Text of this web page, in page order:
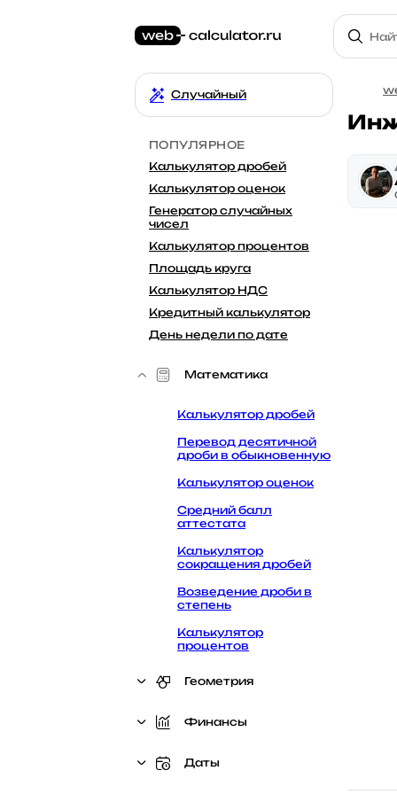
Случайный
ПОПУЛЯРНОЕ
Калькулятор дробей
Калькулятор оценок
Генератор случайных
чисел
Калькулятор процентов
Площадь круга
Калькулятор НДС
Кредитный калькулятор
День недели по дате
Математика
Калькулятор дробей
Перевод десятичной
дроби в обыкновенную
Калькулятор оценок
Средний балл
аттестата
Калькулятор
сокращения дробей
Возведение дроби в
степень
Калькулятор
процентов
Инженерный
Квадратные уравнения
Геометрия
Площадь круга
Финансы
Калькулятор НДС
Даты